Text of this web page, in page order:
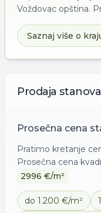
Voždovac opština.
Saznaj više o
Prodaja stanova
Prosečna cena
Pratimo kretanje
Prosečna cena
2996 €/m²
do 1.200 €/m²